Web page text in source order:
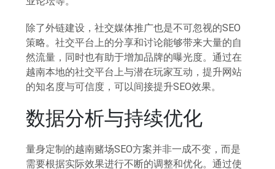
除了外链建设，社交媒体推广也是不可忽视的SEO
策略。社交平台上的分享和讨论能够带来大量的自
然流量，同时也有助于增加品牌的曝光度。通过在
越南本地的社交平台上与潜在玩家互动，提升网站
的知名度与可信度，可以间接提升SEO效果。
数据分析与持续优化
量身定制的越南赌场SEO方案并非一成不变，而是
需要根据实际效果进行不断的调整和优化。通过使